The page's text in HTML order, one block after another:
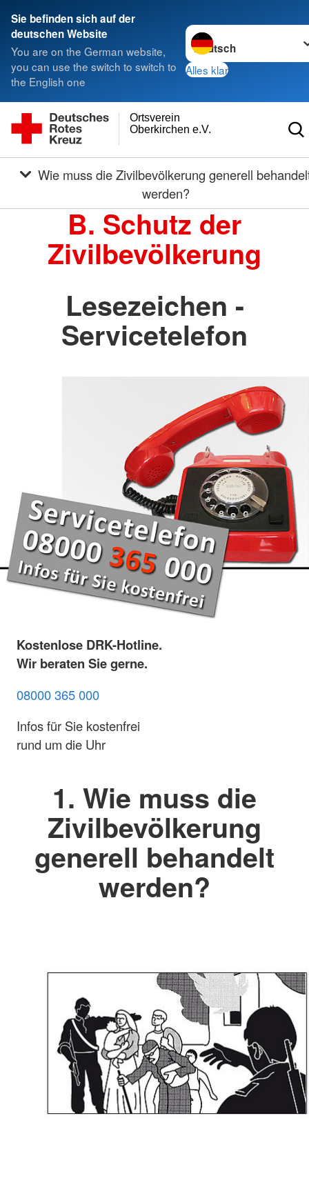
Sie befinden sich auf der
deutschen Website
You are on the German website,
you can use the switch to switch to
the English one
Sprache wechseln zu
Alles klar
Oberkirchen e.V.
Ortsverein
Wie muss die Zivilbevölkerung generell behandelt
werden?
B. Schutz der
Zivilbevölkerung
Lesezeichen -
Servicetelefon
Kostenlose DRK-Hotline.
Wir beraten Sie gerne.
08000 365 000
Infos für Sie kostenfrei
rund um die Uhr
1. Wie muss die
Zivilbevölkerung
generell behandelt
werden?